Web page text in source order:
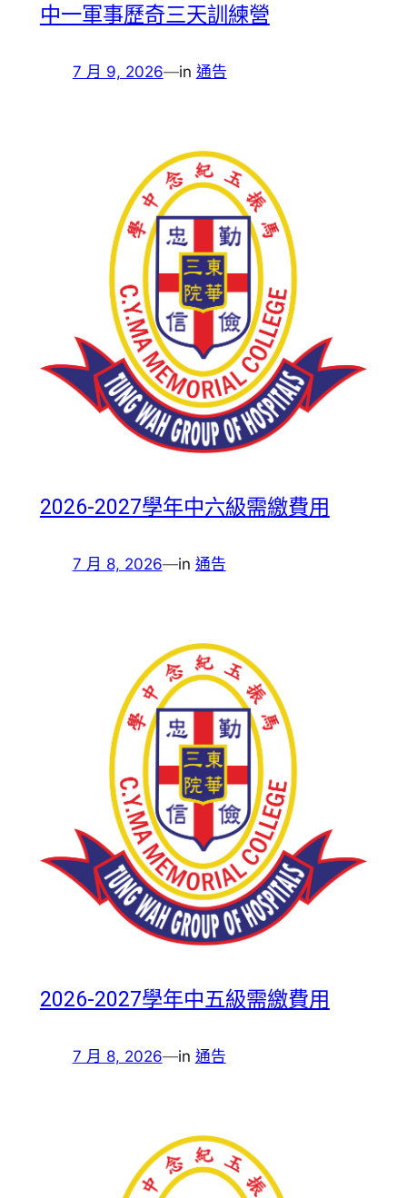
中一軍事歷奇三天訓練營
7 月 9, 2026—in 通告
2026-2027學年中六級需繳費用
7 月 8, 2026—in 通告
2026-2027學年中五級需繳費用
7 月 8, 2026—in 通告